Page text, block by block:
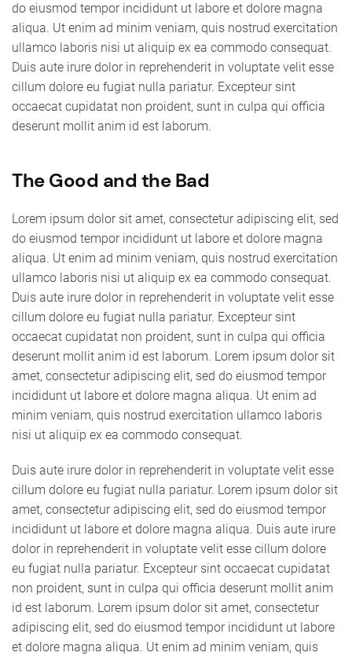
do eiusmod tempor incididunt ut labore et dolore magna
aliqua. Ut enim ad minim veniam, quis nostrud exercitation
ullamco laboris nisi ut aliquip ex ea commodo consequat.
Duis aute irure dolor in reprehenderit in voluptate velit esse
cillum dolore eu fugiat nulla pariatur. Excepteur sint
occaecat cupidatat non proident, sunt in culpa qui officia
deserunt mollit anim id est laborum.
The Good and the Bad
Lorem ipsum dolor sit amet, consectetur adipiscing elit, sed
do eiusmod tempor incididunt ut labore et dolore magna
aliqua. Ut enim ad minim veniam, quis nostrud exercitation
ullamco laboris nisi ut aliquip ex ea commodo consequat.
Duis aute irure dolor in reprehenderit in voluptate velit esse
cillum dolore eu fugiat nulla pariatur. Excepteur sint
occaecat cupidatat non proident, sunt in culpa qui officia
deserunt mollit anim id est laborum. Lorem ipsum dolor sit
amet, consectetur adipiscing elit, sed do eiusmod tempor
incididunt ut labore et dolore magna aliqua. Ut enim ad
minim veniam, quis nostrud exercitation ullamco laboris
nisi ut aliquip ex ea commodo consequat.
Duis aute irure dolor in reprehenderit in voluptate velit esse
cillum dolore eu fugiat nulla pariatur. Lorem ipsum dolor sit
amet, consectetur adipiscing elit, sed do eiusmod tempor
incididunt ut labore et dolore magna aliqua. Duis aute irure
dolor in reprehenderit in voluptate velit esse cillum dolore
eu fugiat nulla pariatur. Excepteur sint occaecat cupidatat
non proident, sunt in culpa qui officia deserunt mollit anim
id est laborum. Lorem ipsum dolor sit amet, consectetur
adipiscing elit, sed do eiusmod tempor incididunt ut labore
et dolore magna aliqua. Ut enim ad minim veniam, quis